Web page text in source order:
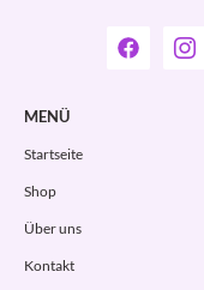
MENÜ
Startseite
Shop
Über uns
Kontakt